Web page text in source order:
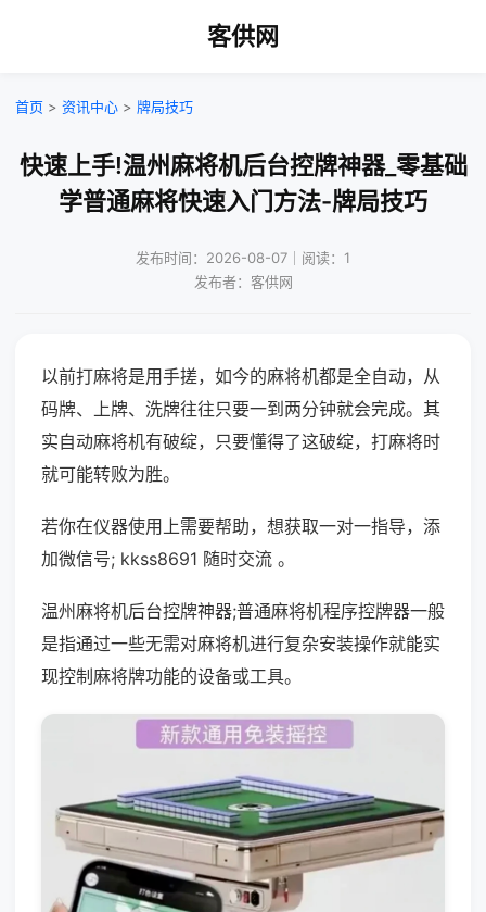
客供网
首页 > 资讯中心 > 牌局技巧
快速上手!温州麻将机后台控牌神器_零基础
学普通麻将快速入门方法-牌局技巧
发布时间：2026-08-07｜阅读：1
发布者：客供网
以前打麻将是用手搓，如今的麻将机都是全自动，从
码牌、上牌、洗牌往往只要一到两分钟就会完成。其
实自动麻将机有破绽，只要懂得了这破绽，打麻将时
就可能转败为胜。
若你在仪器使用上需要帮助，想获取一对一指导，添
加微信号; kkss8691 随时交流 。
温州麻将机后台控牌神器;普通麻将机程序控牌器一般
是指通过一些无需对麻将机进行复杂安装操作就能实
现控制麻将牌功能的设备或工具。